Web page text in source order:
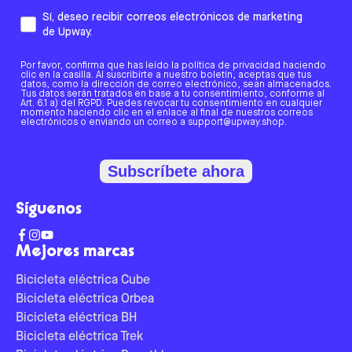
Mejores marcas
Bicicleta eléctrica Cube
Bicicleta eléctrica Orbea
Bicicleta eléctrica BH
Bicicleta eléctrica Trek
Sí, deseo recibir correos electrónicos de marketing
de Upway.
Por favor, confirma que has leído la política de privacidad haciendo
clic en la casilla. Al suscribirte a nuestro boletín, aceptas que tus
datos, como la dirección de correo electrónico, sean almacenados.
Tus datos serán tratados en base a tu consentimiento, conforme al
Art. 6.1 a) del RGPD. Puedes revocar tu consentimiento en cualquier
momento haciendo clic en el enlace al final de nuestros correos
electrónicos o enviando un correo a support@upway.shop.
Subscríbete ahora
Síguenos